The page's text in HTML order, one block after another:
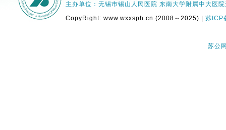
主办单位：无锡市锡山人民医院 东南大学附属中大医
CopyRight: www.wxxsph.cn (2008～2025) | 苏ICP
苏公